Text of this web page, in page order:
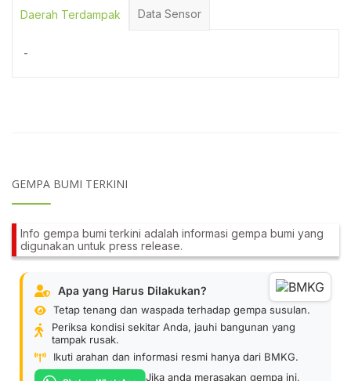
Daerah Terdampak Data Sensor
-
GEMPA BUMI TERKINI
Info gempa bumi terkini adalah informasi gempa bumi yang
digunakan untuk press release.